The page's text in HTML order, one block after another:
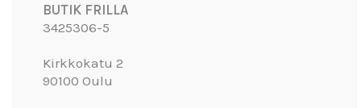
BUTIK FRILLA
3425306-5
Kirkkokatu 2
90100 Oulu